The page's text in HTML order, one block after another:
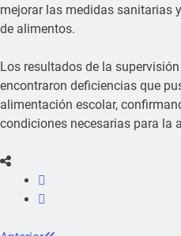
mejorar las medidas sanitarias
de alimentos.
Los resultados de la
encontraron deficiencias que
alimentación escolar,
condiciones necesarias para la